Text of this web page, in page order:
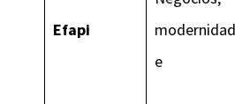
Efapi
modernidad
e